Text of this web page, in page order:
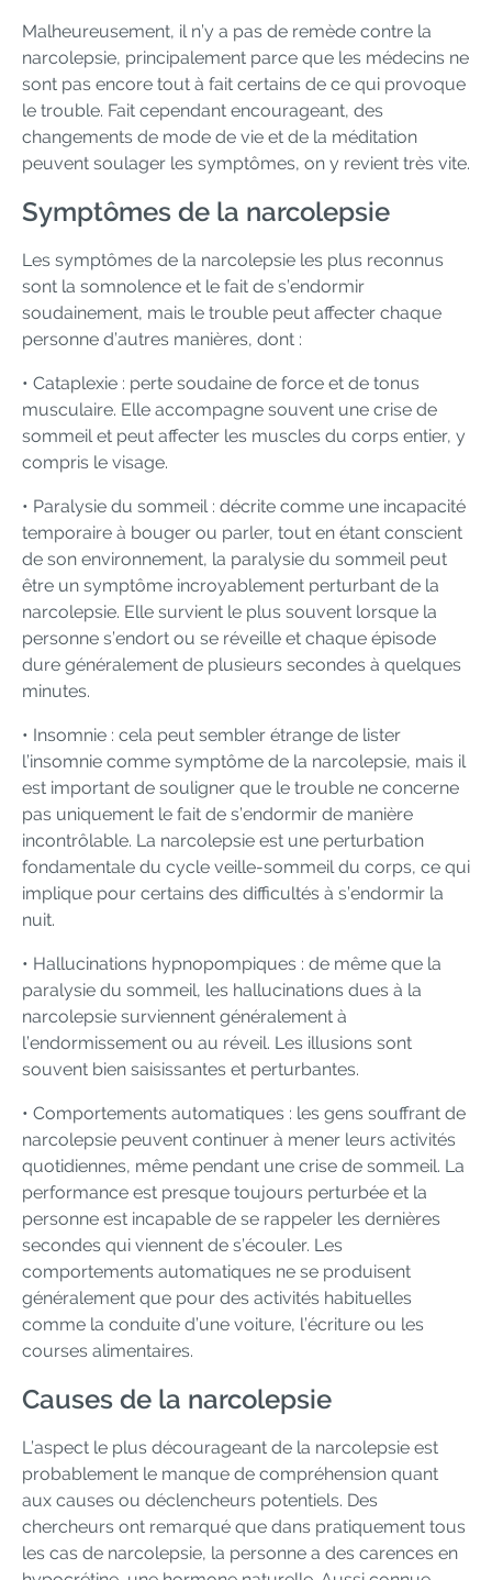
Malheureusement, il n’y a pas de remède contre la
narcolepsie, principalement parce que les médecins ne
sont pas encore tout à fait certains de ce qui provoque
le trouble. Fait cependant encourageant, des
changements de mode de vie et de la méditation
peuvent soulager les symptômes, on y revient très vite.
Symptômes de la narcolepsie
Les symptômes de la narcolepsie les plus reconnus
sont la somnolence et le fait de s’endormir
soudainement, mais le trouble peut affecter chaque
personne d’autres manières, dont :
• Cataplexie : perte soudaine de force et de tonus
musculaire. Elle accompagne souvent une crise de
sommeil et peut affecter les muscles du corps entier, y
compris le visage.
• Paralysie du sommeil : décrite comme une incapacité
temporaire à bouger ou parler, tout en étant conscient
de son environnement, la paralysie du sommeil peut
être un symptôme incroyablement perturbant de la
narcolepsie. Elle survient le plus souvent lorsque la
personne s’endort ou se réveille et chaque épisode
dure généralement de plusieurs secondes à quelques
minutes.
• Insomnie : cela peut sembler étrange de lister
l’insomnie comme symptôme de la narcolepsie, mais il
est important de souligner que le trouble ne concerne
pas uniquement le fait de s’endormir de manière
incontrôlable. La narcolepsie est une perturbation
fondamentale du cycle veille-sommeil du corps, ce qui
implique pour certains des difficultés à s’endormir la
nuit.
• Hallucinations hypnopompiques : de même que la
paralysie du sommeil, les hallucinations dues à la
narcolepsie surviennent généralement à
l’endormissement ou au réveil. Les illusions sont
souvent bien saisissantes et perturbantes.
• Comportements automatiques : les gens souffrant de
narcolepsie peuvent continuer à mener leurs activités
quotidiennes, même pendant une crise de sommeil. La
performance est presque toujours perturbée et la
personne est incapable de se rappeler les dernières
secondes qui viennent de s’écouler. Les
comportements automatiques ne se produisent
généralement que pour des activités habituelles
comme la conduite d’une voiture, l’écriture ou les
courses alimentaires.
Causes de la narcolepsie
L’aspect le plus décourageant de la narcolepsie est
probablement le manque de compréhension quant
aux causes ou déclencheurs potentiels. Des
chercheurs ont remarqué que dans pratiquement tous
les cas de narcolepsie, la personne a des carences en